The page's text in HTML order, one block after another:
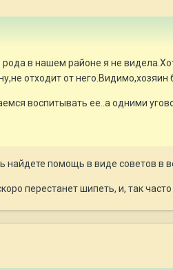
в нашем районе я не
отходит от него.Видимо,хозяин
воспитывать ее..а одними
найдете помощь в виде советов в
перестанет шипеть, и, так